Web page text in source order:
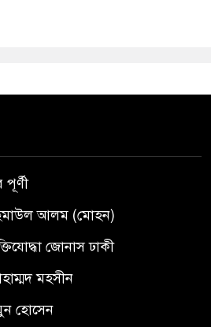
আলম (মোহন)
জোনাস ঢাকী
মহসীন
হোসেন